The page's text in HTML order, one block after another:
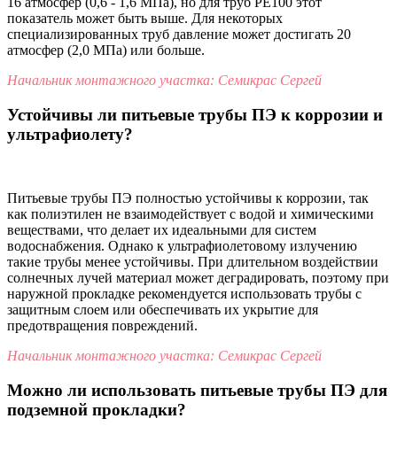
показатель может быть выше. Для некоторых
специализированных труб давление может достигать 20
атмосфер (2,0 МПа) или больше.
Начальник монтажного участка: Семикрас Сергей
Устойчивы ли питьевые трубы ПЭ к коррозии и
ультрафиолету?
Питьевые трубы ПЭ полностью устойчивы к коррозии, так
как полиэтилен не взаимодействует с водой и химическими
веществами, что делает их идеальными для систем
водоснабжения. Однако к ультрафиолетовому излучению
такие трубы менее устойчивы. При длительном воздействии
солнечных лучей материал может деградировать, поэтому при
наружной прокладке рекомендуется использовать трубы с
защитным слоем или обеспечивать их укрытие для
предотвращения повреждений.
Начальник монтажного участка: Семикрас Сергей
Можно ли использовать питьевые трубы ПЭ для
подземной прокладки?